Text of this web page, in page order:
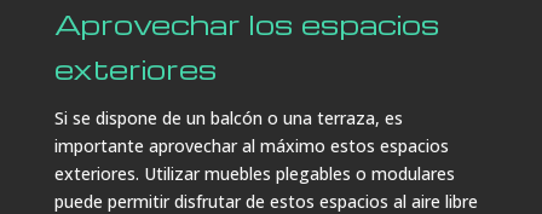
Aprovechar los espacios
exteriores
Si se dispone de un balcón o una terraza, es
importante aprovechar al máximo estos espacios
exteriores. Utilizar muebles plegables o modulares
puede permitir disfrutar de estos espacios al aire libre